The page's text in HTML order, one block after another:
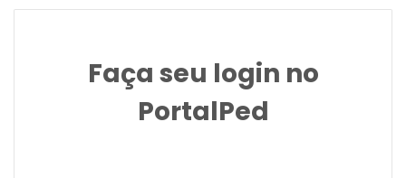
Faça seu login no
PortalPed